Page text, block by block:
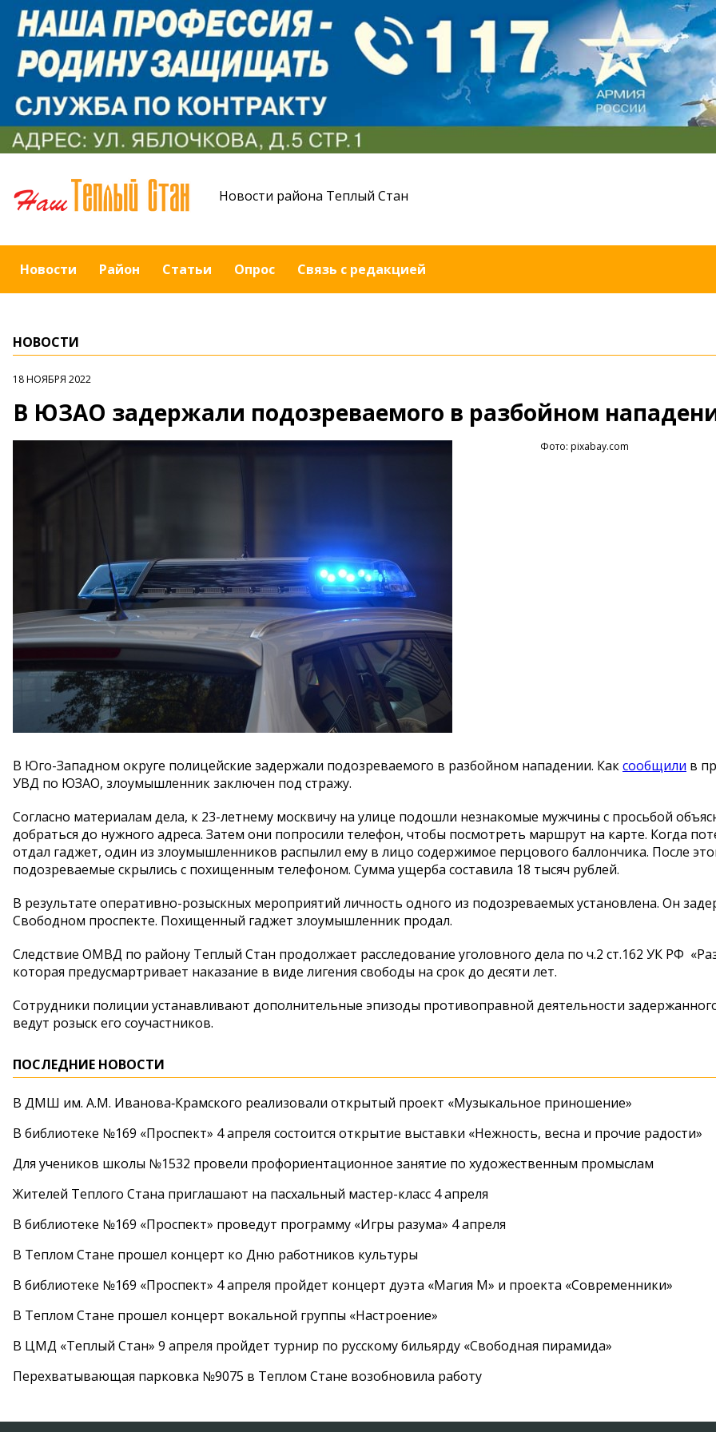
Новости района Теплый Стан
Новости Район Статьи Опрос Связь с редакцией
НОВОСТИ
18 НОЯБРЯ 2022
В ЮЗАО задержали подозреваемого в разбойном
Фото: pixabay.com
В Юго-Западном округе полицейские задержали подозреваемого в разбойном нападении. Каксообщили в
УВД по ЮЗАО, злоумышленник заключен под стражу.
Согласно материалам дела, к 23-летнему москвичу на улице подошли незнакомые мужчины с просьбой
добраться до нужного адреса. Затем они попросили телефон, чтобы посмотреть маршрут на карте. Когда
отдал гаджет, один из злоумышленников распылил ему в лицо содержимое перцового баллончика. После
подозреваемые скрылись с похищенным телефоном. Сумма ущерба составила 18 тысяч рублей.
В результате оперативно-розыскных мероприятий личность одного из подозреваемых установлена. Он
Свободном проспекте. Похищенный гаджет злоумышленник продал.
Следствие ОМВД по району Теплый Стан продолжает расследование уголовного дела по ч.2 ст.162 УК РФ
которая предусмартривает наказание в виде лигения свободы на срок до десяти лет.
Сотрудники полиции устанавливают дополнительные эпизоды противоправной деятельности
ведут розыск его соучастников.
ПОСЛЕДНИЕ НОВОСТИ
В ДМШ им. А.М. Иванова‑Крамского реализовали открытый проект «Музыкальное приношение»
В библиотеке №169 «Проспект» 4 апреля состоится открытие выставки «Нежность, весна и прочие радости»
Для учеников школы №1532 провели профориентационное занятие по художественным промыслам
Жителей Теплого Стана приглашают на пасхальный мастер-класс 4 апреля
В библиотеке №169 «Проспект» проведут программу «Игры разума» 4 апреля
В Теплом Стане прошел концерт ко Дню работников культуры
В библиотеке №169 «Проспект» 4 апреля пройдет концерт дуэта «Магия М» и проекта «Современники»
В Теплом Стане прошел концерт вокальной группы «Настроение»
В ЦМД «Теплый Стан» 9 апреля пройдет турнир по русскому бильярду «Свободная пирамида»
Перехватывающая парковка №9075 в Теплом Стане возобновила работу